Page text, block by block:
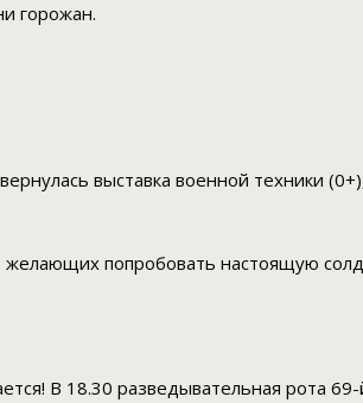
горожан.
выставка военной техники
попробовать настоящую
В 18.30 разведывательная рота